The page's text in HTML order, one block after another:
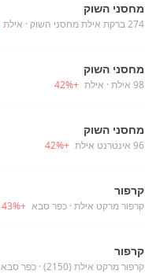
מחסני השוק
274 ברקת אילת מחסני השוק · אילת
מחסני השוק
98 אילת · אילת +
42%
מחסני השוק
96 אינטרנט אילת +
42%
קרפור
קרפור מרקט אילת · כפר סבא +
43%
קרפור
קרפור מרקט אילת (2150) · כפר סבא